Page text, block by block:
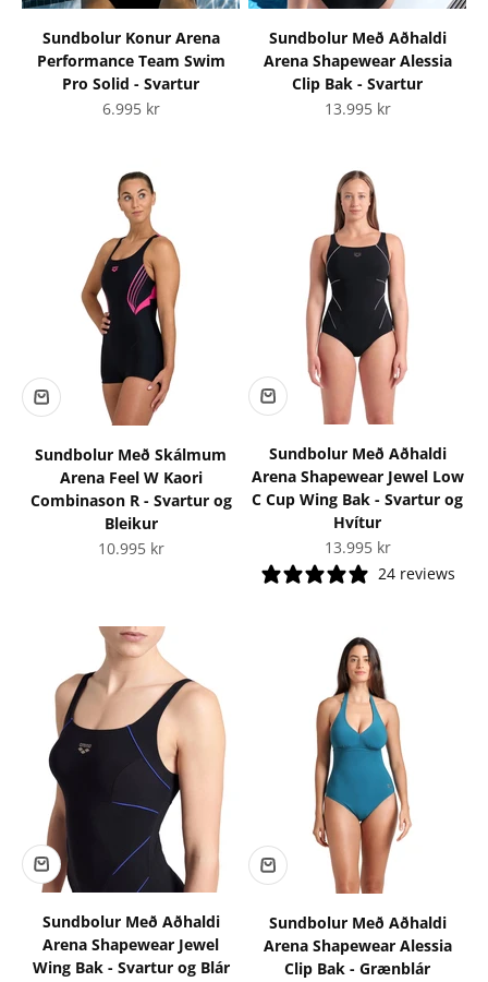
Sundbolur Konur Arena
Performance Team Swim
Pro Solid - Svartur
Tilboðsverð
6.995 kr
Sundbolur Með Aðhaldi
Arena Shapewear Alessia
Clip Bak - Svartur
Tilboðsverð
13.995 kr
Sundbolur Með Skálmum
Arena Feel W Kaori
Combinason R - Svartur og
Bleikur
Tilboðsverð
10.995 kr
Sundbolur Með Aðhaldi
Arena Shapewear Jewel Low
C Cup Wing Bak - Svartur og
Hvítur
Tilboðsverð
13.995 kr
24 reviews
Sundbolur Með Aðhaldi
Arena Shapewear Jewel
Wing Bak - Svartur og Blár
Sundbolur Með Aðhaldi
Arena Shapewear Alessia
Clip Bak - Grænblár